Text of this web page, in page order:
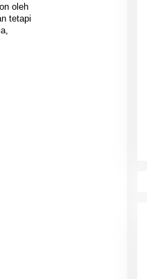
oleh
tetapi